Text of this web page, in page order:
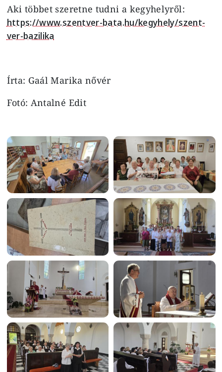
Aki többet szeretne tudni a kegyhelyről:
https://www.szentver-bata.hu/kegyhely/szent-
ver-bazilika
Írta: Gaál Marika nővér
Fotó: Antalné Edit
Image Image
Image Image
Image Image
Image Image